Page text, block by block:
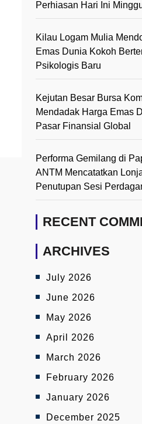
Perhiasan Hari Ini
Kilau Logam Mulia
Emas Dunia Kokoh
Psikologis Baru
Kejutan Besar Bursa
Mendadak Harga Emas
Pasar Finansial Global
Performa Gemilang di
ANTM Mencatatkan
Penutupan Sesi
RECENT
ARCHIVES
July 2026
June 2026
May 2026
April 2026
March 2026
February 2026
January 2026
December 2025